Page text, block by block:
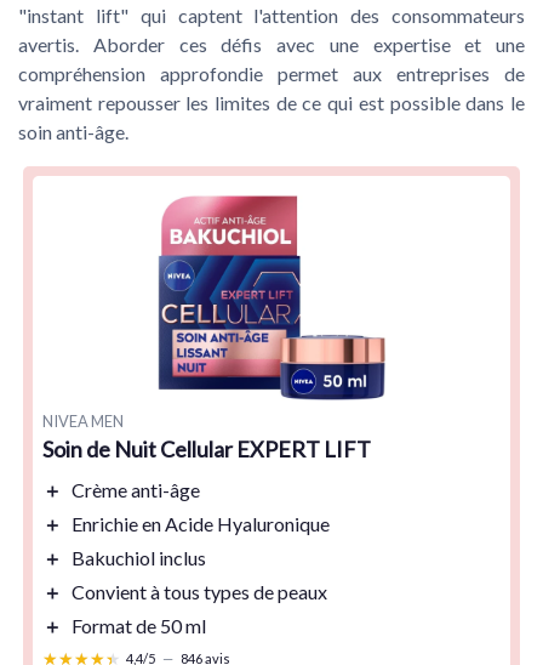
"instant lift" qui captent l'attention des consommateurs
avertis. Aborder ces défis avec une expertise et une
compréhension approfondie permet aux entreprises de
vraiment repousser les limites de ce qui est possible dans le
soin anti-âge.
NIVEA MEN
Soin de Nuit Cellular EXPERT LIFT
＋ Crèmeanti-âge
＋
Enrichie enAcide Hyaluronique
＋
Bakuchiol inclus
＋ Convient àtous types de peaux
＋
Format de 50 ml
★★★★★
★★★★★ 4,4/5 — 846 avis